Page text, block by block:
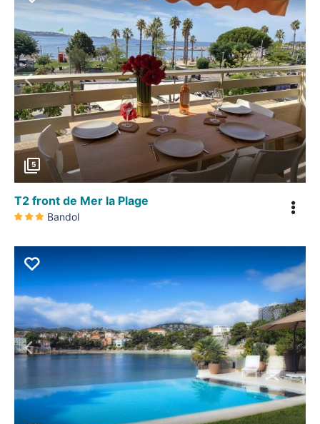
Précédent
5
T2 front de Mer la Plage
Bandol
Précédent